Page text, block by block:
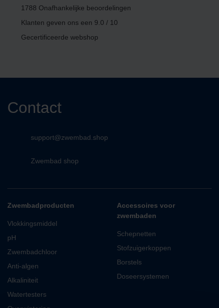
1788 Onafhankelijke beoordelingen
Klanten geven ons een 9.0 / 10
Gecertificeerde webshop
Contact
support@zwembad.shop
Zwembad shop
Zwembadproducten
Vlokkingsmiddel
pH
Zwembadchloor
Anti-algen
Alkaliniteit
Watertesters
Accessoires voor
zwembaden
Schepnetten
Stofzuigerkoppen
Borstels
Doseersystemen